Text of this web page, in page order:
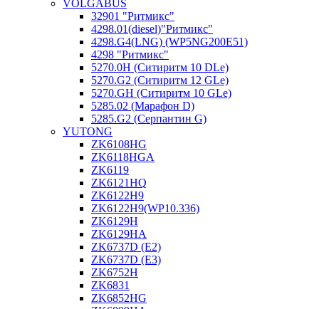
VOLGABUS
32901 "Ритмикc"
4298.01(diesel)"Ритмикс"
4298.G4(LNG) (WP5NG200E51)
4298 "Ритмикс"
5270.0H (Ситиритм 10 DLe)
5270.G2 (Ситиритм 12 GLe)
5270.GH (Ситиритм 10 GLe)
5285.02 (Марафон D)
5285.G2 (Серпантин G)
YUTONG
ZK6108HG
ZK6118HGA
ZK6119
ZK6121HQ
ZK6122H9
ZK6122H9(WP10.336)
ZK6129H
ZK6129HA
ZK6737D (E2)
ZK6737D (E3)
ZK6752H
ZK6831
ZK6852HG